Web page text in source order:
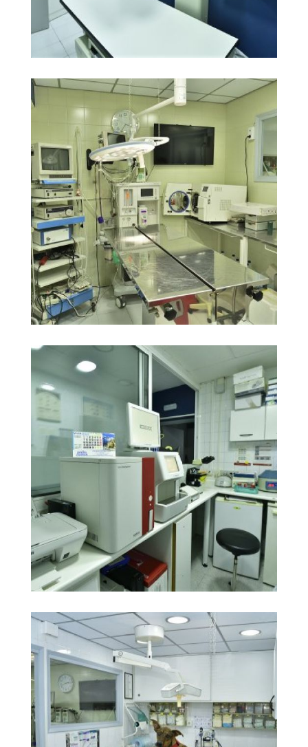
Ampliar
Ampliar
Ampliar